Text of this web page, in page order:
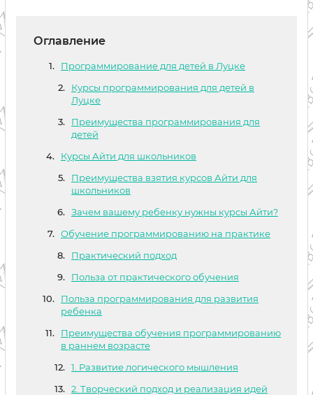
Оглавление
Программирование для детей в Луцке
Курсы программирования для детей в
Луцке
Преимущества программирования для
детей
Курсы Айти для школьников
Преимущества взятия курсов Айти для
школьников
Зачем вашему ребенку нужны курсы Айти?
Обучение программированию на практике
Практический подход
Польза от практического обучения
Польза программирования для развития
ребенка
Преимущества обучения программированию
в раннем возрасте
1. Развитие логического мышления
2. Творческий подход и реализация идей